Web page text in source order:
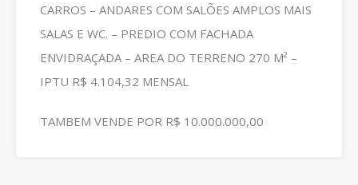
CARROS – ANDARES COM SALÕES AMPLOS MAIS
SALAS E WC. – PREDIO COM FACHADA
ENVIDRAÇADA – AREA DO TERRENO 270 M² –
IPTU R$ 4.104,32 MENSAL
TAMBEM VENDE POR R$ 10.000.000,00